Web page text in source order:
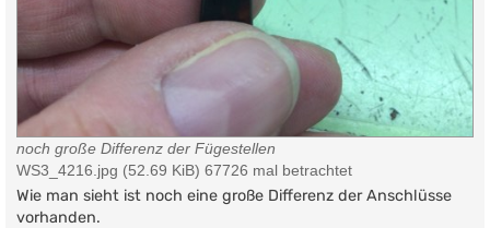
noch große Differenz der Fügestellen
WS3_4216.jpg (52.69 KiB) 67726 mal betrachtet
Wie man sieht ist noch eine große Differenz der Anschlüsse
vorhanden.